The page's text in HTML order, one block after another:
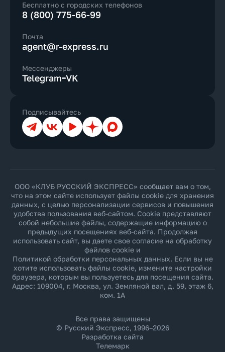
Бесплатно с городских телефонов
8 (800) 775-66-99
Почта
agent@r-express.ru
Мессенджеры
Telegram VK
Подписывайтесь
ТелеграмВКонтакте
YouTubeДзен Max
ООО «КЛУБ РУССКИЙ ЭКСПРЕСС» сообщает вам о том,
что на этом сайте использует файлы cookie для хранения
данных, с целью персонализации сервисов и повышения
удобства пользования веб-сайтом. Cookie представляют
собой небольшие файлы, содержащие информацию о
предыдущих посещениях веб-сайта. Продолжая
использовать сайт, вы даете свое согласие на обработку
файлов cookie и
Политикой обработки персональных данных. Если вы не
хотите использовать файлы cookie, измените настройки
браузера, которым вы пользуетесь для посещения сайта.
Адрес: 109004, г. Москва, ул. Земляной вал, д. 59, этаж 6,
ком. 1А
Все права защищены
© Русский Экспресс, 1996–2026
Разработка сайта
Телемарк